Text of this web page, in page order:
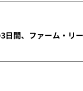
間、ファーム・リ